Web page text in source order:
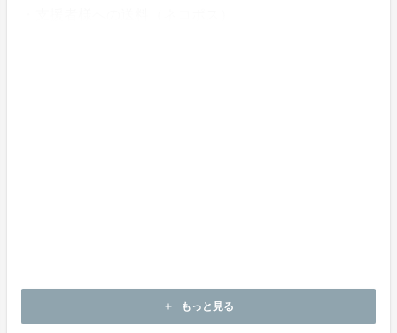
add もっと見る